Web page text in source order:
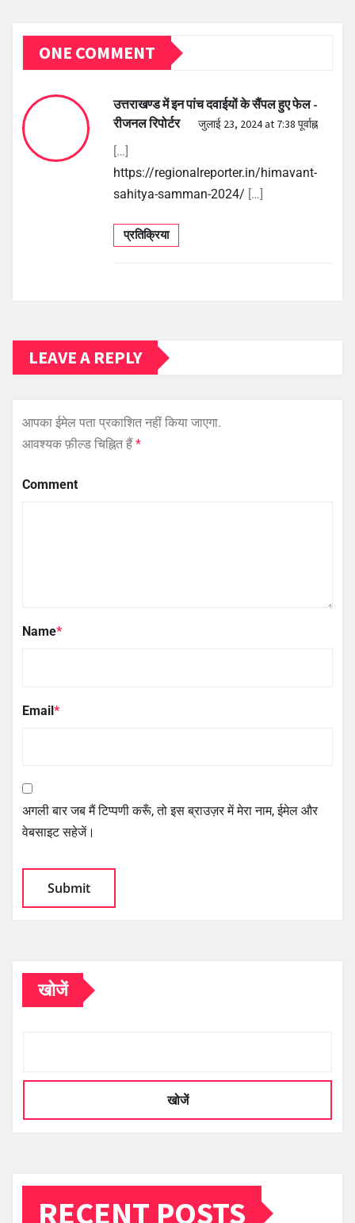
ONE COMMENT
उत्तराखण्ड में इन पांच दवाईयों के सैंपल हुए फेल -
रीजनल रिपोर्टर
जुलाई 23, 2024 at 7:38 पूर्वाह्न
[…]
https://regionalreporter.in/himavant-
sahitya-samman-2024/ […]
प्रतिक्रिया
LEAVE A REPLY
आपका ईमेल पता प्रकाशित नहीं किया जाएगा.
आवश्यक फ़ील्ड चिह्नित हैं *
Comment
Name*
Email*
अगली बार जब मैं टिप्पणी करूँ, तो इस ब्राउज़र में मेरा नाम, ईमेल और
वेबसाइट सहेजें।
खोजें
खोजें
RECENT POSTS